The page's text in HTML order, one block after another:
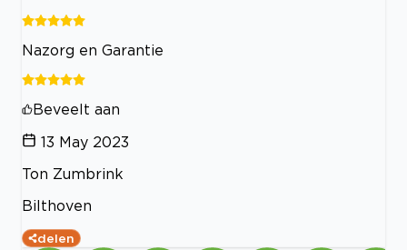
Nazorg en Garantie
Beveelt aan
13 May 2023
Ton Zumbrink
Bilthoven
delen